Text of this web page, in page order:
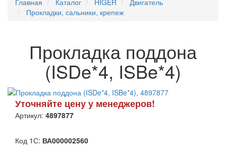
Главная
Каталог HIGER
Двигатель
Прокладки, сальники, крепеж
Прокладка поддона
(ISDe*4, ISBe*4)
Уточняйте цену у менеджеров!
Артикул: 4897877
Код 1С: ВА000002560